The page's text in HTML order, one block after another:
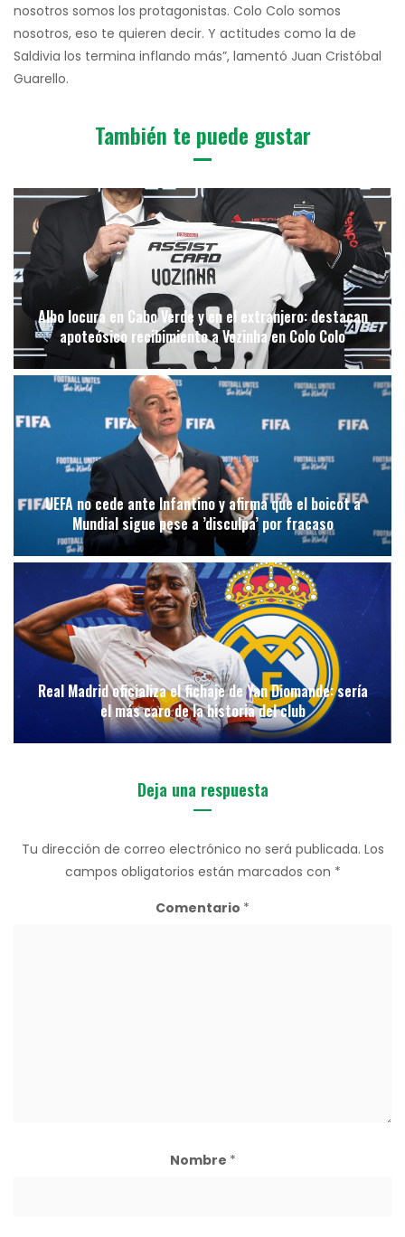
nosotros somos los protagonistas. Colo Colo somos
nosotros, eso te quieren decir. Y actitudes como la de
Saldivia los termina inflando más”, lamentó Juan Cristóbal
Guarello.
También te puede gustar
Albo locura en Cabo Verde y en el extranjero: destacan
apoteósico recibimiento a Vozinha en Colo Colo
UEFA no cede ante Infantino y afirma que el boicot a
Mundial sigue pese a ’disculpa’ por fracaso
Real Madrid oficializa el fichaje de Yan Diomande: sería
el más caro de la historia del club
Deja una respuesta
Tu dirección de correo electrónico no será publicada. Los
campos obligatorios están marcados con *
Comentario *
Nombre *